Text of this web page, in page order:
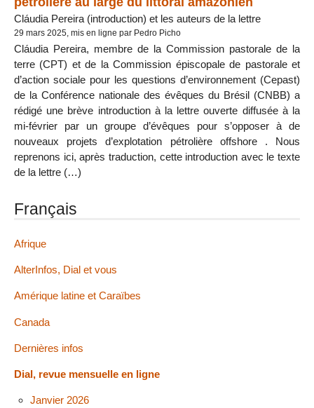
Cláudia Pereira (introduction) et les auteurs de la lettre
29 mars 2025, mis en ligne par Pedro Picho
Cláudia Pereira, membre de la Commission pastorale de la
terre (CPT) et de la Commission épiscopale de pastorale et
d’action sociale pour les questions d’environnement (Cepast)
de la Conférence nationale des évêques du Brésil (CNBB) a
rédigé une brève introduction à la lettre ouverte diffusée à la
mi-février par un groupe d’évêques pour s’opposer à de
nouveaux projets d’explotation pétrolière offshore . Nous
reprenons ici, après traduction, cette introduction avec le texte
de la lettre (…)
Français
Afrique
AlterInfos, Dial et vous
Amérique latine et Caraïbes
Canada
Dernières infos
Dial, revue mensuelle en ligne
Janvier 2026